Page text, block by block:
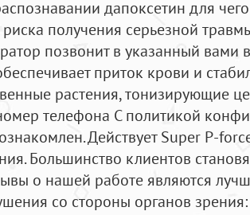
дапоксетин для
получения серьезной
позвонит в указанный
приток крови и
растения, тонизирующие
телефона С политикой
Действует Super P-
Большинство клиентов
о нашей работе являются
со стороны органов